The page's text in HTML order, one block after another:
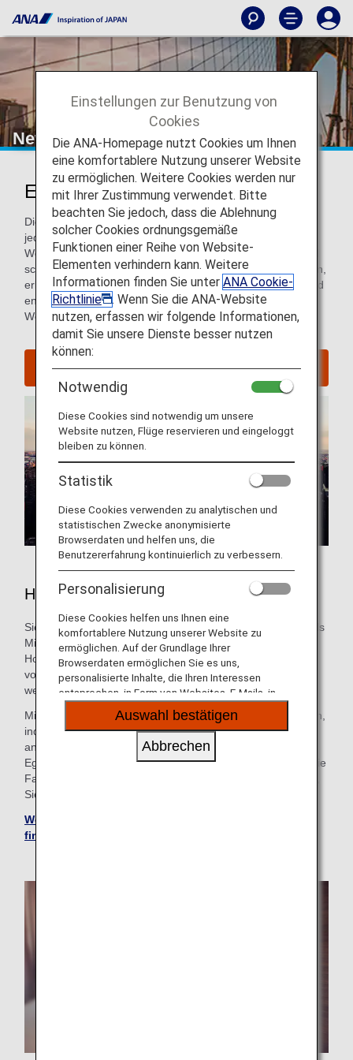
New York
Entdecken Sie New York
Die Stadt, die niemals schläft, ist wahrlich ein Traum für
jeden Reisenden. Die Straßen sind voll von prächtigen
Wolkenkratzern, charmanten Buchläden, hippen Cafés und
schrulligen Boutiquen. Um New York City wirklich zu erleben,
erkunden Sie die verschiedenen Stadteile („Boroughs“), und
entdecken Sie die einzigartigen Perspektiven dieser
Weltmetropole.
Flüge nach New York suchen
Hotels in New York
Sie müssen noch eine Unterkunft für Ihre Reise buchen? Als
Mitglied des ANA Mileage Club können Sie eine
Hotelreservierung über den ANA WORLD HOTEL-Service
vornehmen, der Ihnen Zugang zu etwa 1.000.000 Hotels
weltweit bietet.
Mit diesem Service können Sie Meilen sammeln und nutzen,
indem Sie sich einfach bei Ihrem ANA Mileage Club-Konto
anmelden und das am besten geeignete Hotel auswählen.
Egal, ob Sie auf der Suche nach einem Hotel mit Pool für die
Familie sind oder einen Ort für Ihre Geschäftsreise suchen,
Sie finden das perfekte „Zuhause fern von zu Hause“.
Weitere Hotels über den ANA WORLD HOTEL-Service
finden
Einstellungen zur Benutzung von
Cookies
Die ANA-Homepage nutzt Cookies um Ihnen
eine komfortablere Nutzung unserer Website
zu ermöglichen. Weitere Cookies werden nur
mit Ihrer Zustimmung verwendet. Bitte
beachten Sie jedoch, dass die Ablehnung
solcher Cookies ordnungsgemäße
Funktionen einer Reihe von Website-
Elementen verhindern kann. Weitere
Informationen finden Sie unter ANA Cookie-
Richtlinie
. Wenn Sie die ANA-Website
nutzen, erfassen wir folgende Informationen,
damit Sie unsere Dienste besser nutzen
können:
Notwendig
Diese Cookies sind notwendig um unsere
Website nutzen, Flüge reservieren und eingeloggt
bleiben zu können.
Statistik
Diese Cookies verwenden zu analytischen und
statistischen Zwecke anonymisierte
Browserdaten und helfen uns, die
Benutzererfahrung kontinuierlich zu verbessern.
Personalisierung
Diese Cookies helfen uns Ihnen eine
komfortablere Nutzung unserer Website zu
ermöglichen. Auf der Grundlage Ihrer
Browserdaten ermöglichen Sie es uns,
personalisierte Inhalte, die Ihren Interessen
entsprechen, in Form von Websites, E-Mails, in
sozialen Medien und Werbung anzubieten.
Auswahl bestätigen
Abbrechen